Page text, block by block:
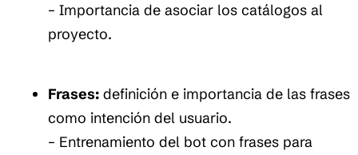
– Importancia de asociar los catálogos al
proyecto.
Frases: definición e importancia de las frases
como intención del usuario.
– Entrenamiento del bot con frases para